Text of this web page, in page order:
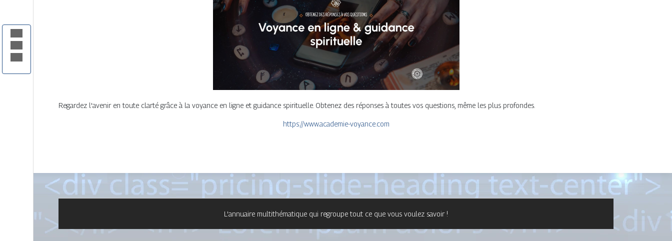
Regardez l'avenir en toute clarté grâce à la voyance en ligne et guidance spirituelle. Obtenez des réponses à toutes vos questions, même les plus profondes.
https://www.academie-voyance.com
L'annuaire multithématique qui regroupe tout ce que vous voulez savoir !